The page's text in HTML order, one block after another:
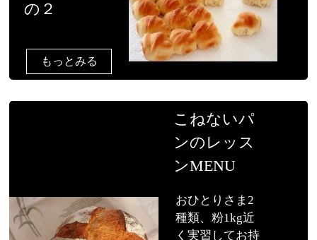
の２
もっとみる
こねないパ
ンのレッス
ンMENU
おひとりさま2
種類、粉1kg近
く実習してお持